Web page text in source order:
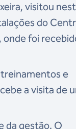
visitou
do
onde foi
e
a visita de
da gestão. O